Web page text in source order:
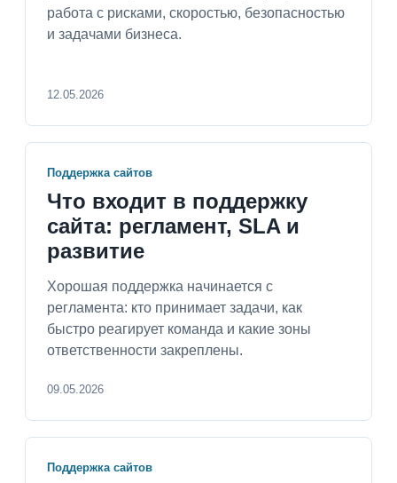
работа с рисками, скоростью, безопасностью
и задачами бизнеса.
12.05.2026
Поддержка сайтов
Что входит в поддержку
сайта: регламент, SLA и
развитие
Хорошая поддержка начинается с
регламента: кто принимает задачи, как
быстро реагирует команда и какие зоны
ответственности закреплены.
09.05.2026
Поддержка сайтов